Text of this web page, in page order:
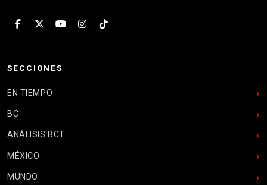
SECCIONES
EN TIEMPO
BC
ANÁLISIS BCT
MÉXICO
MUNDO